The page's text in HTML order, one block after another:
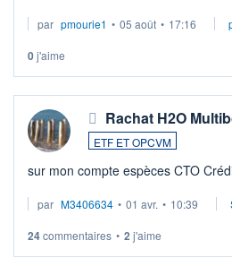
par pmourie1 • 05 août • 17:16
0j'aime
Rachat H2O
ETF ET OPCVM
sur mon compte espèces CTO
par M3406634 • 01 avr. • 10:39
24commentaires • 2 j'aime